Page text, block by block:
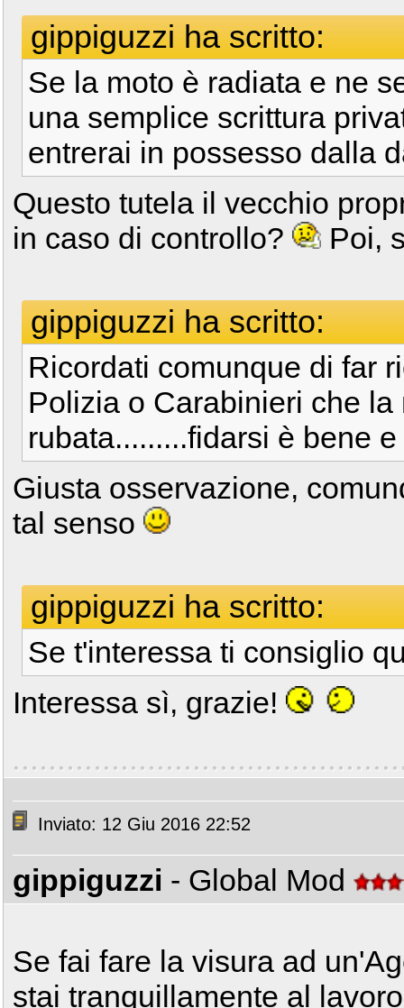
gippiguzzi ha scritto:
Se la moto è radiata e ne
una semplice scrittura
entrerai in possesso dalla
Questo tutela il vecchio
in caso di controllo?
Poi,
gippiguzzi ha scritto:
Ricordati comunque di far
Polizia o Carabinieri che
rubata.........fidarsi è bene
Giusta osservazione,
tal senso
gippiguzzi ha scritto:
Se t'interessa ti consiglio
Interessa sì, grazie!
Inviato: 12 Giu 2016 22:52
gippiguzzi - Global Mod
Se fai fare la visura ad
stai tranquillamente al